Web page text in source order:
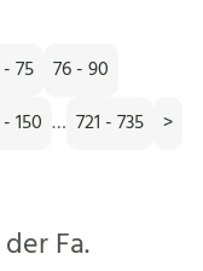
- 75
76 - 90
150 … 721 - 735
>
Fa.